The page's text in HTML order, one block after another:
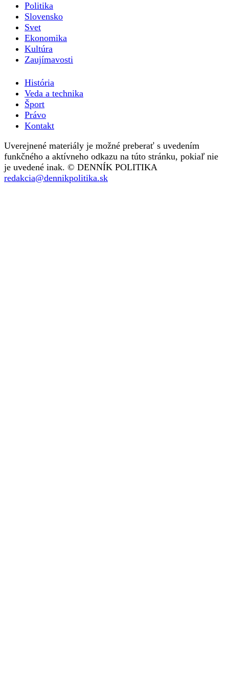
Politika
Slovensko
Svet
Ekonomika
Kultúra
Zaujímavosti
História
Veda a technika
Šport
Právo
Kontakt
Uverejnené materiály je možné preberať s uvedením
funkčného a aktívneho odkazu na túto stránku, pokiaľ nie
je uvedené inak. © DENNÍK POLITIKA
redakcia@dennikpolitika.sk